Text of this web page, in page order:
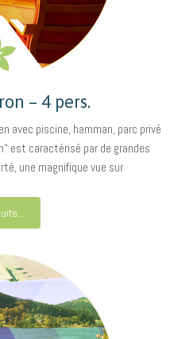
– 4 pers.
avec piscine, hamman, parc privé
est caractérisé par de grandes
une magnifique vue sur